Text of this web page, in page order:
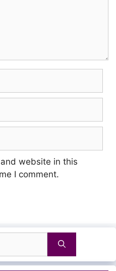
ennai
website in this
I comment.